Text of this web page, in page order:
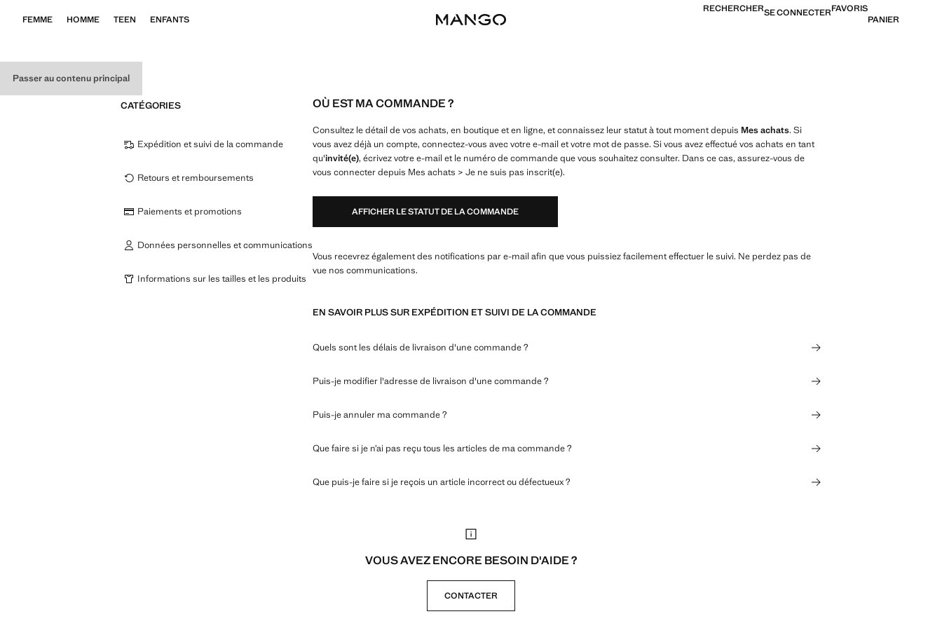
Passer au contenu principal
FEMME HOMME TEEN ENFANTS
RECHERCHERSE CONNECTERFAVORIS
PANIER
OÙ EST MA COMMANDE ?
Consultez le détail de vos achats, en boutique et en ligne, et connaissez leur statut à tout moment depuis Mes achats. Si
vous avez déjà un compte, connectez-vous avec votre e-mail et votre mot de passe. Si vous avez effectué vos achats en tant
qu'invité(e), écrivez votre e-mail et le numéro de commande que vous souhaitez consulter. Dans ce cas, assurez-vous de
vous connecter depuis Mes achats > Je ne suis pas inscrit(e).
AFFICHER LE STATUT DE LA COMMANDE
Vous recevrez également des notifications par e-mail afin que vous puissiez facilement effectuer le suivi. Ne perdez pas de
vue nos communications.
EN SAVOIR PLUS SUR EXPÉDITION ET SUIVI DE LA COMMANDE
Quels sont les délais de livraison d'une commande ?
Puis-je modifier l'adresse de livraison d'une commande ?
Puis-je annuler ma commande ?
Que faire si je n’ai pas reçu tous les articles de ma commande ?
Que puis-je faire si je reçois un article incorrect ou défectueux ?
CATÉGORIES
Expédition et suivi de la commande
Retours et remboursements
Paiements et promotions
Données personnelles et communications
Informations sur les tailles et les produits
VOUS AVEZ ENCORE BESOIN D'AIDE ?
CONTACTER